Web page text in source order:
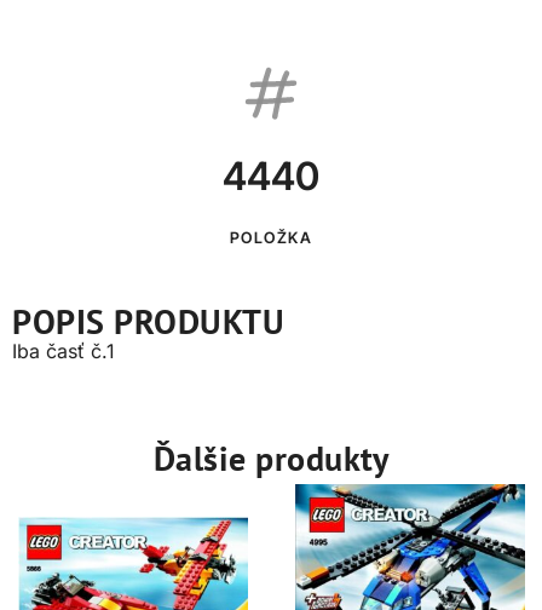
4440
POLOŽKA
POPIS PRODUKTU
Iba časť č.1
Ďalšie produkty